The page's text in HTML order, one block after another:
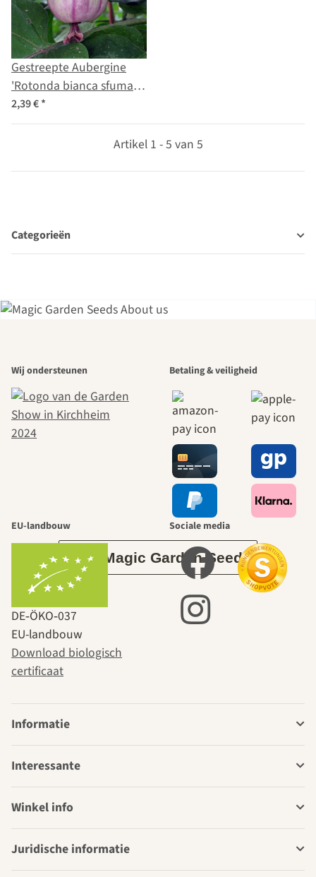
Gestreepte Aubergine
'Rotonda bianca sfumata
di rosa' (Solanum
melongena) zaden
2,39 €*
Artikel 1 - 5 van 5
Categorieën
mooiste paden
naar onszelf
leidt door de
tuin.
Over Magic Garden Seeds
Wij ondersteunen Betaling & veiligheid
EU-landbouw
DE‑ÖKO‑037
EU-landbouw
Download biologisch
certificaat
Sociale media
Informatie
Interessante
Winkel info
Juridische informatie